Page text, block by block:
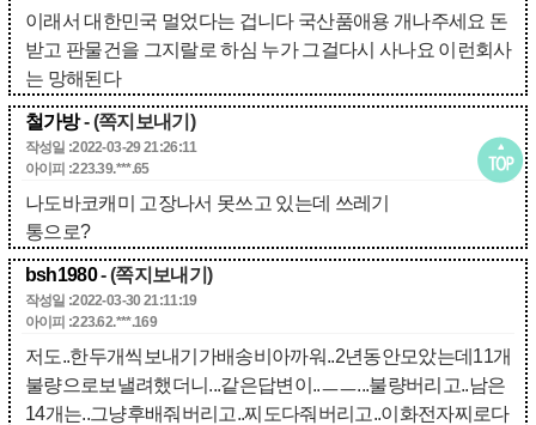
이래서 대한민국 멀었다는 겁니다 국산품애용 개나주세요 돈
받고 판물건을 그지랄로 하심 누가 그걸다시 사나요 이런회사
는 망해된다
철가방- (쪽지보내기)
작성일 :2022-03-29 21:26:11
아이피 :223.39.***.65
나도바코캐미 고장나서 못쓰고 있는데 쓰레기
통으로?
bsh1980- (쪽지보내기)
작성일 :2022-03-30 21:11:19
아이피 :223.62.***.169
저도..한두개씩보내기가배송비아까워..2년동안모았는데11개
불량으로보낼려했더니...같은답변이..ㅡㅡ...불량버리고..남은
14개는..그냥후배줘버리고..찌도다줘버리고..이화전자찌로다